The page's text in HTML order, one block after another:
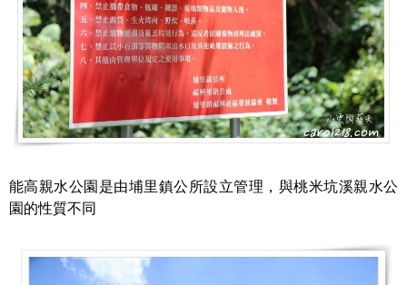
能高親水公園是由埔里鎮公所設立管理，與桃米坑溪親水公
園的性質不同